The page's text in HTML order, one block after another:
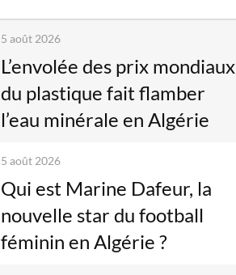
5 août 2026
L’envolée des prix mondiaux
du plastique fait flamber
l’eau minérale en Algérie
5 août 2026
Qui est Marine Dafeur, la
nouvelle star du football
féminin en Algérie ?